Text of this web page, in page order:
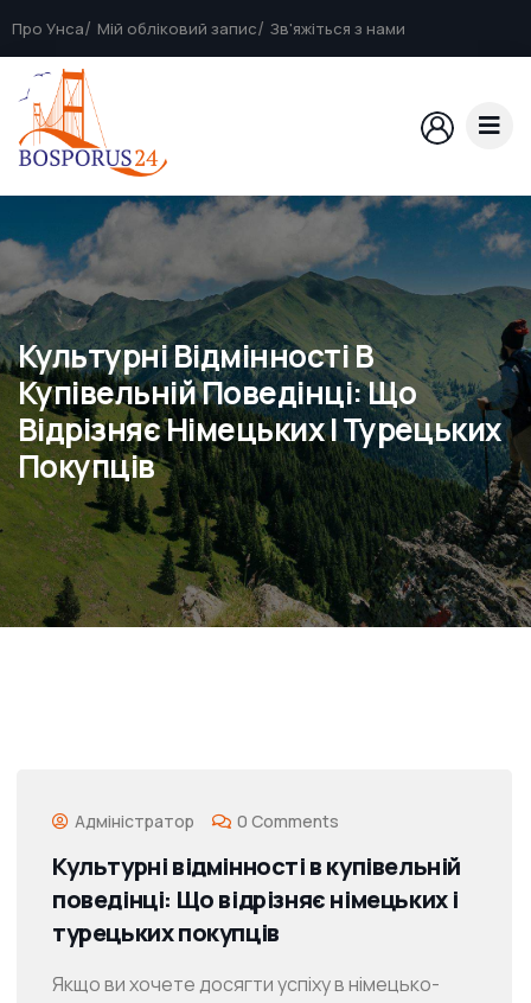
Про Унса Мій обліковий запис Зв'яжіться з нами
Культурні Відмінності В
Купівельній Поведінці: Що
Відрізняє Німецьких І Турецьких
Покупців
Адміністратор 0 Comments
Культурні відмінності в купівельній
поведінці: Що відрізняє німецьких і
турецьких покупців
Якщо ви хочете досягти успіху в німецько-